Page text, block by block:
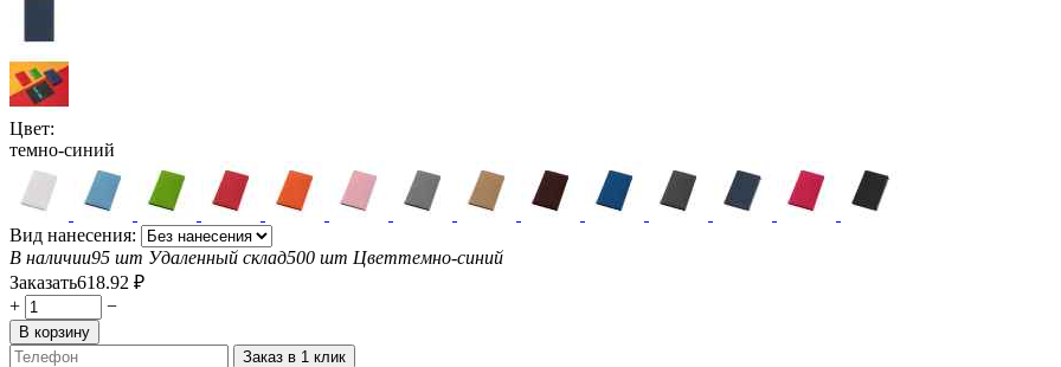
Цвет:
темно-синий
Вид нанесения:
В наличии95 шт Удаленный склад500 шт Цветтемно-синий
Заказать618.92 ₽
+
−
В корзину
Заказ в 1 клик